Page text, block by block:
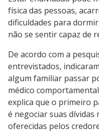
física das pessoas,
dificuldades para
não se sentir capaz de
De acordo com a
entrevistados,
algum familiar passar
médico
explica que o primeiro
é negociar suas dívidas
oferecidas pelos